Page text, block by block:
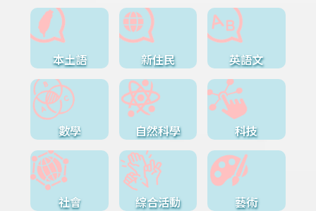
本土語 新住民 英語文
數學 自然科學 科技
社會 綜合活動 藝術